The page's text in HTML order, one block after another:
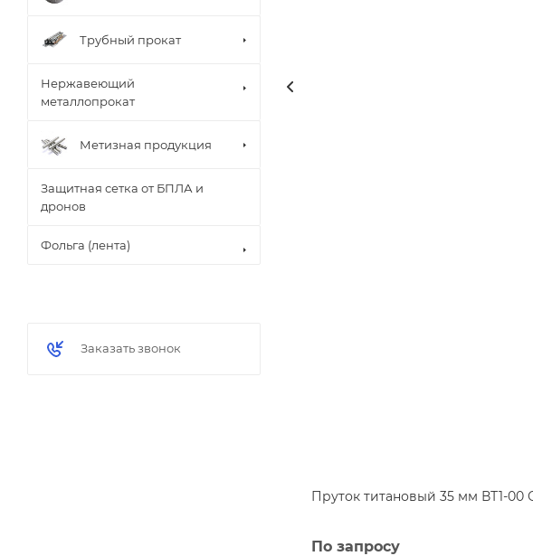
Пруток титановый 35 мм ВТ1-00
По запросу
Трубный прокат
Нержавеющий
металлопрокат
Метизная продукция
Защитная сетка от БПЛА и
дронов
Фольга (лента)
Заказать звонок